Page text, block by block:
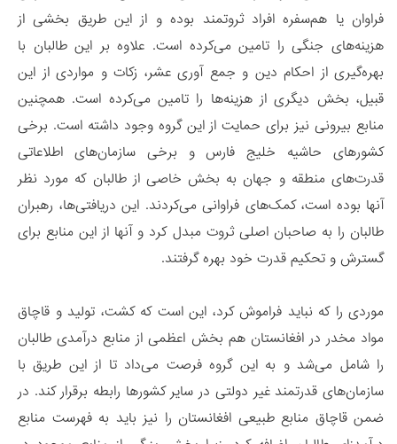
فراوان یا هم‌سفره افراد ثروتمند بوده و از این طریق بخشی از
هزینه‌های جنگی را تامین می‌کرده است. علاوه بر این طالبان با
بهره‌گیری از احکام دین و جمع آوری عشر، زکات و مواردی از این
قبیل، بخش دیگری از هزینه‌ها را تامین می‌کرده است. همچنین
منابع بیرونی نیز برای حمایت از این گروه وجود داشته است. برخی
کشور‌های حاشیه خلیج فارس و برخی سازمان‌های اطلاعاتی
قدرت‌های منطقه و جهان به بخش خاصی از طالبان که مورد نظر
آنها بوده است، کمک‌های فراوانی می‌کردند. این‌ دریافتی‌ها، رهبران
طالبان را به صاحبان اصلی ثروت مبدل کرد و آنها از این منابع برای
گسترش و تحکیم قدرت خود بهره گرفتند.
موردی را که نباید فراموش کرد، این است که کشت، تولید و قاچاق
مواد مخدر در افغانستان هم بخش اعظمی از منابع درآمدی طالبان
را شامل می‌شد و به این گروه فرصت می‌داد تا از این طریق با
سازمان‌های قدرتمند غیر دولتی در سایر کشور‌ها رابطه برقرار کند. در
ضمن قاچاق منابع طبیعی افغانستان را نیز باید به فهرست منابع